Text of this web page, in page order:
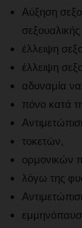
Αύξηση
έλλειψη
έλλειψη
αδυναμία
πόνο κατά
τοκετών,
ορμονικών
λόγω της